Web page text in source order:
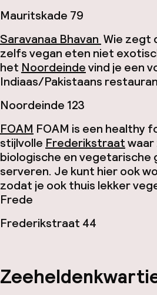
Mauritskade 79
Saravanaa Bhavan Wie zegt
zelfs vegan eten niet
het Noordeindevind je een
Indiaas/Pakistaans
Noordeinde 123
FOAM FOAM is een healthy
stijlvolle Frederikstraatwaar
biologische en vegetarische
serveren. Je kunt hier ook
zodat je ook thuis lekker
Frede
Frederikstraat 44